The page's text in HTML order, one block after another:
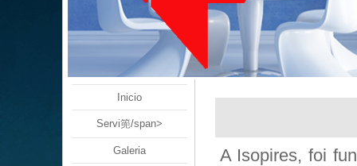
Inicio
Servi篼/span>
Galeria
A Isopires, foi